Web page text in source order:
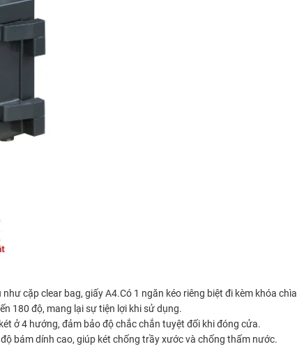
cặp clear bag, giấy A4.Có 1 ngăn kéo riêng biệt đi kèm khóa
180 độ, mang lại sự tiện lợi khi sử dụng.
ở 4 hướng, đảm bảo độ chắc chắn tuyệt đối khi đóng cửa.
bám dính cao, giúp két chống trầy xước và chống thấm nước.